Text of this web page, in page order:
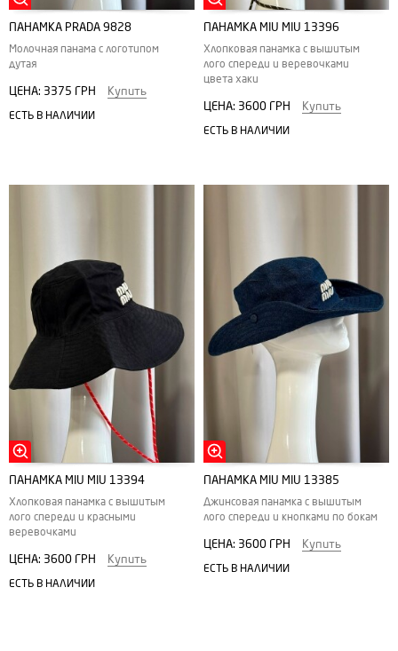
ПАНАМКА РRADA 9828
Молочная панама с логотипом
дутая
ЦЕНА: 3375 ГРН Купить
ЕСТЬ В НАЛИЧИИ
ПАНАМКА MIU MIU 13396
Хлопковая панамка с вышитым
лого спереди и веревочками
цвета хаки
ЦЕНА: 3600 ГРН Купить
ЕСТЬ В НАЛИЧИИ
ПАНАМКА MIU MIU 13394
Хлопковая панамка с вышитым
лого спереди и красными
веревочками
ЦЕНА: 3600 ГРН Купить
ЕСТЬ В НАЛИЧИИ
ПАНАМКА MIU MIU 13385
Джинсовая панамка с вышитым
лого спереди и кнопками по бокам
ЦЕНА: 3600 ГРН Купить
ЕСТЬ В НАЛИЧИИ